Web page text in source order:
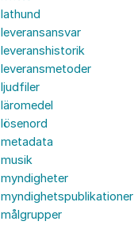
lathund
leveransansvar
leveranshistorik
leveransmetoder
ljudfiler
läromedel
lösenord
metadata
musik
myndigheter
myndighetspublikationer
målgrupper